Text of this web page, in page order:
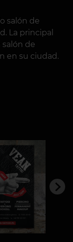
salón de
La principal
de
en su ciudad.